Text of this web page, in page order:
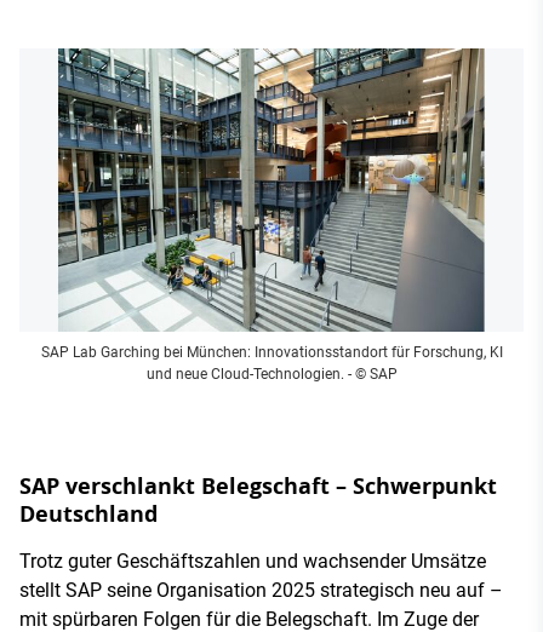
SAP Lab Garching bei München: Innovationsstandort für Forschung, KI
und neue Cloud-Technologien. - © SAP
SAP verschlankt Belegschaft – Schwerpunkt
Deutschland
Trotz guter Geschäftszahlen und wachsender Umsätze
stellt SAP seine Organisation 2025 strategisch neu auf –
mit spürbaren Folgen für die Belegschaft. Im Zuge der